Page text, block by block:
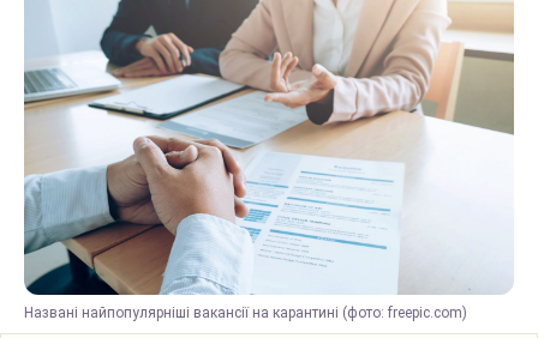
Названі найпопулярніші вакансії на карантині (фото: freepic.com)